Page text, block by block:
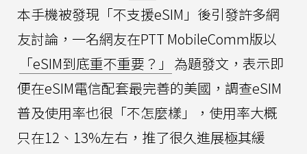
本手機被發現「不支援eSIM」後引發許多網
友討論，一名網友在PTT MobileComm版以
「eSIM到底重不重要？」 為題發文，表示即
便在eSIM電信配套最完善的美國，調查eSIM
普及使用率也很「不怎麼樣」，使用率大概
只在12、13%左右，推了很久進展極其緩